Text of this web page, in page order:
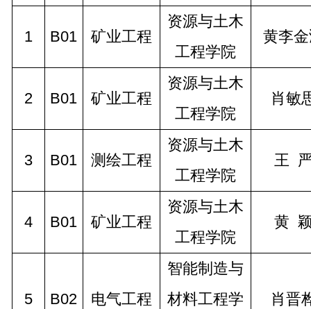
1 B01 矿业工程
资源与土木
工程学院
黄李
2 B01 矿业工程
资源与土木
工程学院
肖敏
3 B01 测绘工程
资源与土木
工程学院
王
4 B01 矿业工程
资源与土木
工程学院
黄
5 B02 电气工程
智能制造与
材料工程学
肖晋